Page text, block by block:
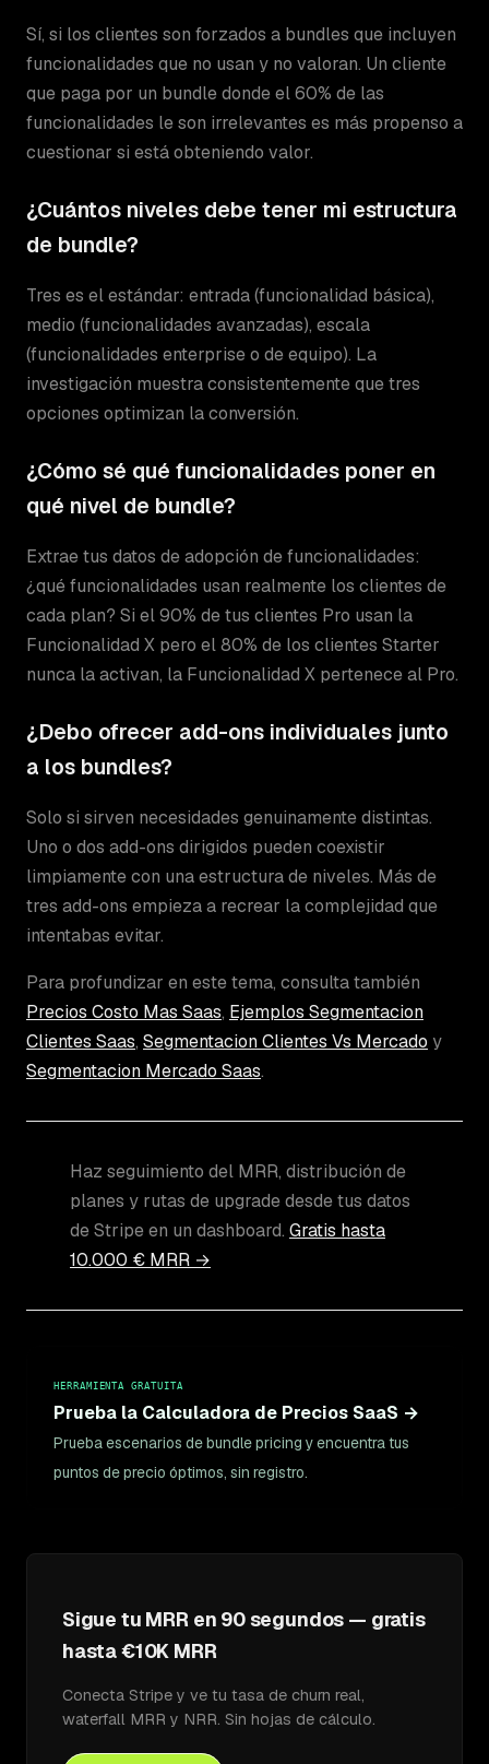
Sí, si los clientes son forzados a bundles que incluyen
funcionalidades que no usan y no valoran. Un cliente
que paga por un bundle donde el 60% de las
funcionalidades le son irrelevantes es más propenso a
cuestionar si está obteniendo valor.
¿Cuántos niveles debe tener mi estructura
de bundle?
Tres es el estándar: entrada (funcionalidad básica),
medio (funcionalidades avanzadas), escala
(funcionalidades enterprise o de equipo). La
investigación muestra consistentemente que tres
opciones optimizan la conversión.
¿Cómo sé qué funcionalidades poner en
qué nivel de bundle?
Extrae tus datos de adopción de funcionalidades:
¿qué funcionalidades usan realmente los clientes de
cada plan? Si el 90% de tus clientes Pro usan la
Funcionalidad X pero el 80% de los clientes Starter
nunca la activan, la Funcionalidad X pertenece al Pro.
¿Debo ofrecer add-ons individuales junto
a los bundles?
Solo si sirven necesidades genuinamente distintas.
Uno o dos add-ons dirigidos pueden coexistir
limpiamente con una estructura de niveles. Más de
tres add-ons empieza a recrear la complejidad que
intentabas evitar.
Para profundizar en este tema, consulta también
Precios Costo Mas Saas, Ejemplos Segmentacion
Clientes Saas, Segmentacion Clientes Vs Mercado y
Segmentacion Mercado Saas.
Haz seguimiento del MRR, distribución de
planes y rutas de upgrade desde tus datos
de Stripe en un dashboard. Gratis hasta
10.000 € MRR →
HERRAMIENTA GRATUITA
Prueba la Calculadora de Precios SaaS →
Prueba escenarios de bundle pricing y encuentra tus
puntos de precio óptimos, sin registro.
Sigue tu MRR en 90 segundos — gratis
hasta €10K MRR
Conecta Stripe y ve tu tasa de churn real,
waterfall MRR y NRR. Sin hojas de cálculo.